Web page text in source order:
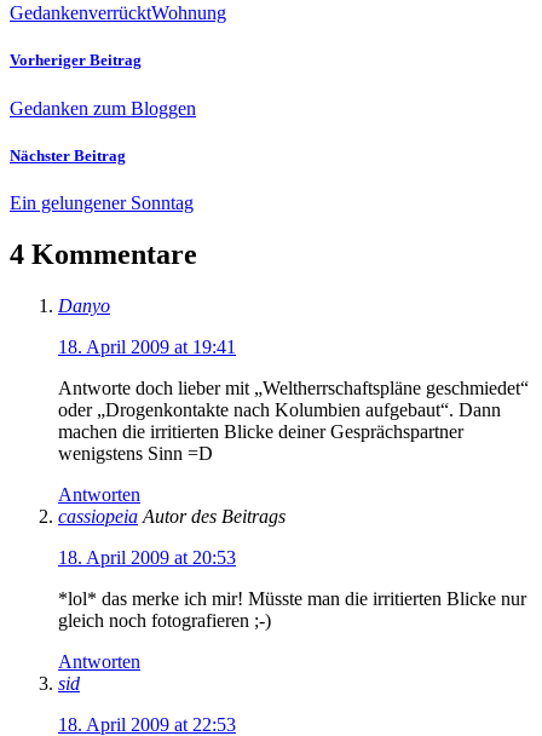
GedankenverrücktWohnung
Vorheriger Beitrag
Gedanken zum Bloggen
Nächster Beitrag
Ein gelungener Sonntag
4 Kommentare
Danyo
18. April 2009 at 19:41
Antworte doch lieber mit „Weltherrschaftspläne geschmiedet“
oder „Drogenkontakte nach Kolumbien aufgebaut“. Dann
machen die irritierten Blicke deiner Gesprächspartner
wenigstens Sinn =D
Antworten
cassiopeia Autor des Beitrags
18. April 2009 at 20:53
*lol* das merke ich mir! Müsste man die irritierten Blicke nur
gleich noch fotografieren ;-)
Antworten
sid
18. April 2009 at 22:53